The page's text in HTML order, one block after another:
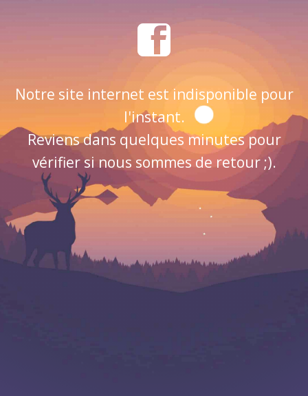
Notre site internet est indisponible pour
l'instant.
Reviens dans quelques minutes pour
vérifier si nous sommes de retour ;).